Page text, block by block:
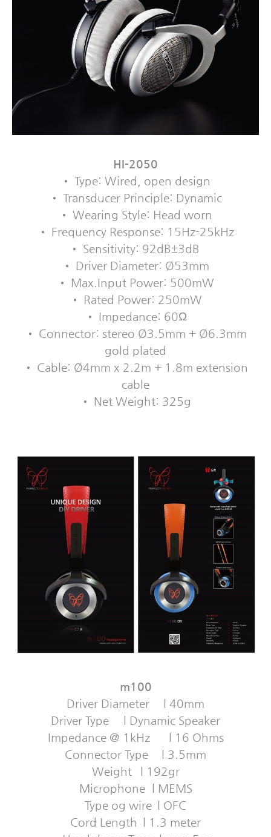
HI-2050
• Type: Wired, open design
• Transducer Principle: Dynamic
• Wearing Style: Head worn
• Frequency Response: 15Hz-25kHz
• Sensitivity: 92dB±3dB
• Driver Diameter: Ø53mm
• Max.Input Power: 500mW
• Rated Power: 250mW
• Impedance: 60Ω
• Connector: stereo Ø3.5mm + Ø6.3mm
gold plated
• Cable: Ø4mm x 2.2m + 1.8m extension
cable
• Net Weight: 325g
m100
Driver Diameter
l 40mm
Driver Type
l Dynamic Speaker
Impedance @ 1kHz
l 16 Ohms
Connector Type
l 3.5mm
Weight
l 192gr
Microphone l MEMS
Type og wire l OFC
Cord Length l 1.3 meter